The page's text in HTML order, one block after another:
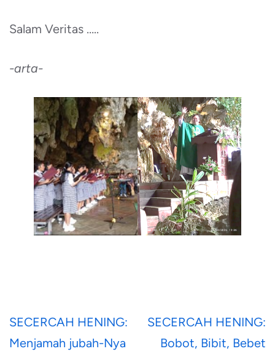
Salam Veritas …..
-arta-
Navigasi
pos
SECERCAH HENING:
Menjamah jubah-Nya
SECERCAH HENING:
Bobot, Bibit, Bebet